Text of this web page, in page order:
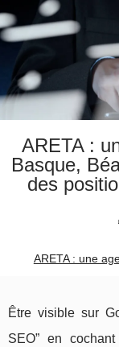
ARETA :
Basque,
des
ARETA : une
Être visible sur
SEO” en